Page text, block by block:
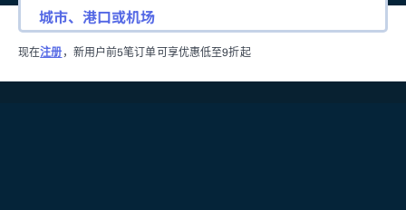
现在注册 ，新用户前5笔订单可享优惠低至9折起